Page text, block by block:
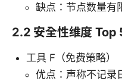
缺点：节点数量有
2.2 安全性维度 Top
工具 F（免费策略）
优点：声称不记录